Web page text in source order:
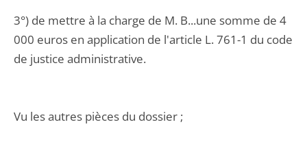
3°) de mettre à la charge de M. B...une somme de 4
000 euros en application de l'article L. 761-1 du code
de justice administrative.
Vu les autres pièces du dossier ;